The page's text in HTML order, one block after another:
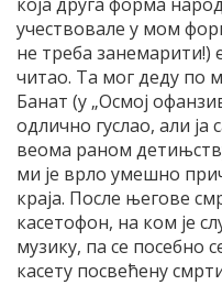
која друга форма
учествовале у мом
не треба занемарити!)
читао. Та мог деду по
Банат (у „Осмој
одлично гуслао, али
веома раном
ми је врло умешно
краја. После његове
касетофон, на ком је
музику, па се посебно
касету посвећену